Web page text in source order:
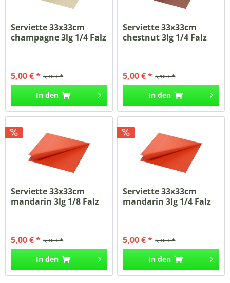
Serviette 33x33cm
champagne 3lg 1/4 Falz
6,40 € *
5,00 € *
In den
Serviette 33x33cm
chestnut 3lg 1/4 Falz
6,10 € *
5,00 € *
In den
Serviette 33x33cm
mandarin 3lg 1/8 Falz
6,40 € *
5,00 € *
In den
Serviette 33x33cm
mandarin 3lg 1/4 Falz
6,40 € *
5,00 € *
In den